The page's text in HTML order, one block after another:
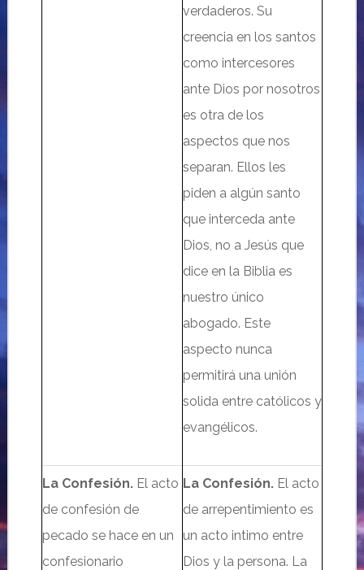
verdaderos. Su
creencia en los santos
como intercesores
ante Dios por nosotros
es otra de los
aspectos que nos
separan. Ellos les
piden a algún santo
que interceda ante
Dios, no a Jesús que
dice en la Biblia es
nuestro único
abogado. Este
aspecto nunca
permitirá una unión
solida entre católicos y
evangélicos.
La Confesión.Elacto
de confesión de
pecado se hace en un
confesionario
La Confesión. El acto
de arrepentimiento es
un acto intimo entre
Dios y la persona. La